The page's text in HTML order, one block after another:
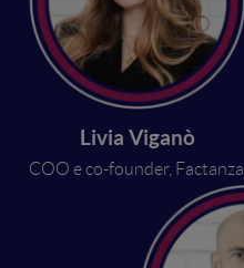
Livia Viganò
COO e co-founder, Factanza.